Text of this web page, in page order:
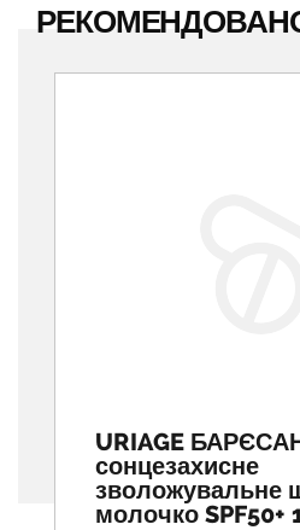
URIAGE
сонцезахисне
зволожувальне
молочко SPF50+